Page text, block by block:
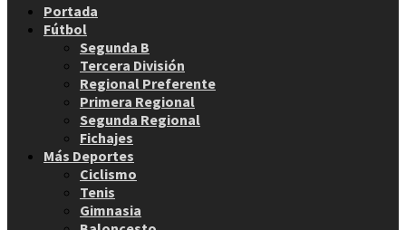
Portada
Fútbol
Segunda B
Tercera División
Regional Preferente
Primera Regional
Segunda Regional
Fichajes
Más Deportes
Ciclismo
Tenis
Gimnasia